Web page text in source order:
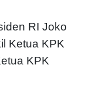
RI Joko
Ketua KPK
KPK